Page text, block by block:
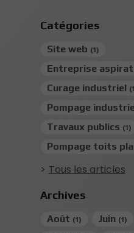
Catégories
Site web (1)
Entreprise
Curage industriel
Pompage
Travaux publics (1)
Pompage toits
Tous les articles
Archives
Août (1) Juin (1)